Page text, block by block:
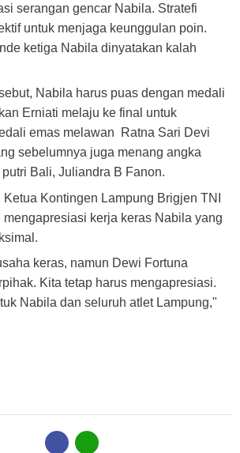
serangan gencar Nabila. Stratefi
untuk menjaga keunggulan poin.
ketiga Nabila dinyatakan kalah
Nabila harus puas dengan medali
Erniati melaju ke final untuk
emas melawan Ratna Sari Devi
sebelumnya juga menang angka
Bali, Juliandra B Fanon.
Kontingen Lampung Brigjen TNI
kerja keras Nabila yang
keras, namun Dewi Fortuna
Kita tetap harus mengapresiasi.
Nabila dan seluruh atlet Lampung,"
B